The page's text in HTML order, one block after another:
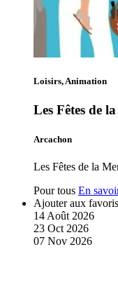
Loisirs, Animation
Les Fêtes de
Arcachon
Les Fêtes de la
Pour tous En
Ajouter aux favoris
14 Août 2026
23 Oct 2026
07 Nov 2026